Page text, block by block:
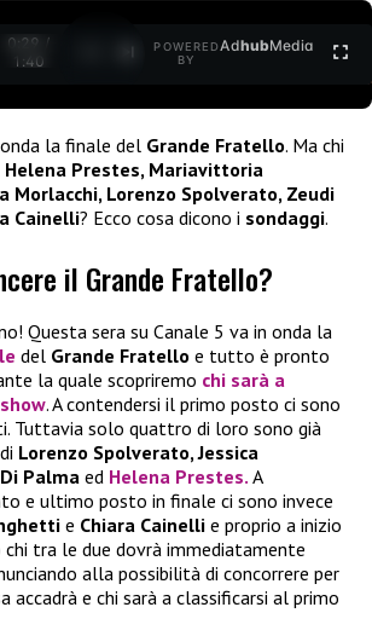
0:30 /
1:40
POWERED
BY
AdhubMedia
la finale del Grande Fratello. Ma chi
Helena Prestes, Mariavittoria
Morlacchi, Lorenzo Spolverato, Zeudi
Cainelli? Ecco cosa dicono i sondaggi.
il Grande Fratello?
Questa sera su Canale 5 va in onda la
del Grande Fratello e tutto è pronto
la quale scopriremo chi sarà a
. A contendersi il primo posto ci sono
Tuttavia solo quattro di loro sono già
Lorenzo Spolverato, Jessica
Palma ed Helena Prestes. A
e ultimo posto in finale ci sono invece
e Chiara Cainelli e proprio a inizio
tra le due dovrà immediatamente
alla possibilità di concorrere per
accadrà e chi sarà a classificarsi al primo